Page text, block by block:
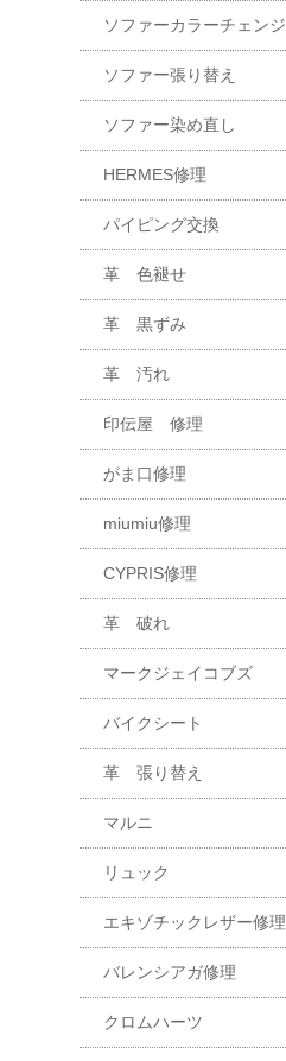
ソファーカラーチェンジ
ソファー張り替え
ソファー染め直し
HERMES修理
パイピング交換
革 色褪せ
革 黒ずみ
革 汚れ
印伝屋 修理
がま口修理
miumiu修理
CYPRIS修理
革 破れ
マークジェイコブズ
バイクシート
革 張り替え
マルニ
リュック
エキゾチックレザー修理
バレンシアガ修理
クロムハーツ